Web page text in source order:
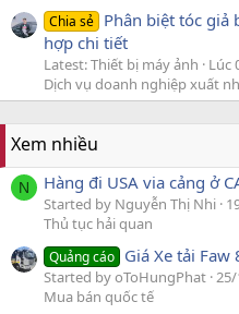
Chia sẻ Phân biệt tóc giả
hợp chi tiết
Latest: Thiết bị máy ảnh
Lúc
Dịch vụ doanh nghiệp xuất
Xem nhiều
N Hàng đi USA via cảng ở
Started by Nguyễn Thị Nhi
Thủ tục hải quan
Quảng cáo Giá Xe tải
Started by oToHungPhat
Mua bán quốc tế